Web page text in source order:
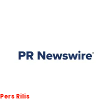
Pers Rilis